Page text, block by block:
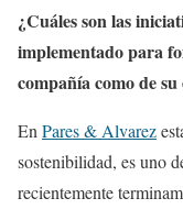
¿Cuáles son las
implementado para
compañía como de
En Pares & Alvarez
sostenibilidad, es uno
recientemente